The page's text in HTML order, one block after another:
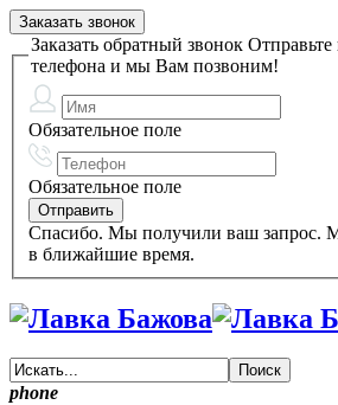
Заказать звонок
Заказать обратный звонок
телефона и мы Вам позвоним!
Обязательное поле
Обязательное поле
Спасибо. Мы получили ваш запрос.
в ближайшие время.
phone